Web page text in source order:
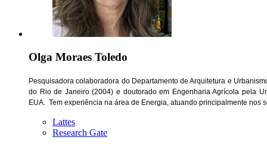
Olga Moraes Toledo
Pesquisadora colaboradora do Departamento de Arquitetura e
do Rio de Janeiro (2004) e doutorado em Engenharia Agrícola pela
EUA. Tem experiência na área de Energia, atuando principalmente
Lattes
Research Gate